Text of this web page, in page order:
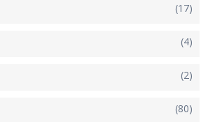
(17)
(4)
(2)
(80)